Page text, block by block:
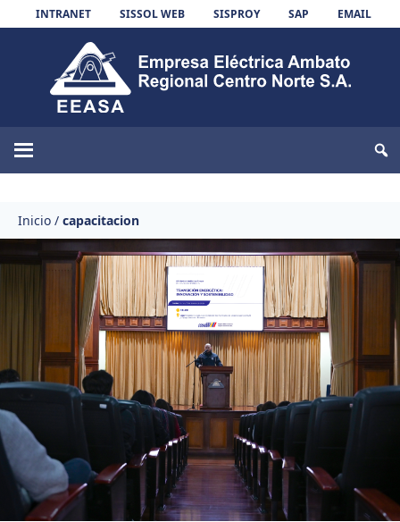
Skip to content
INTRANET SISSOL WEB SISPROY SAP EMAIL
EEASA
Inicio / capacitacion